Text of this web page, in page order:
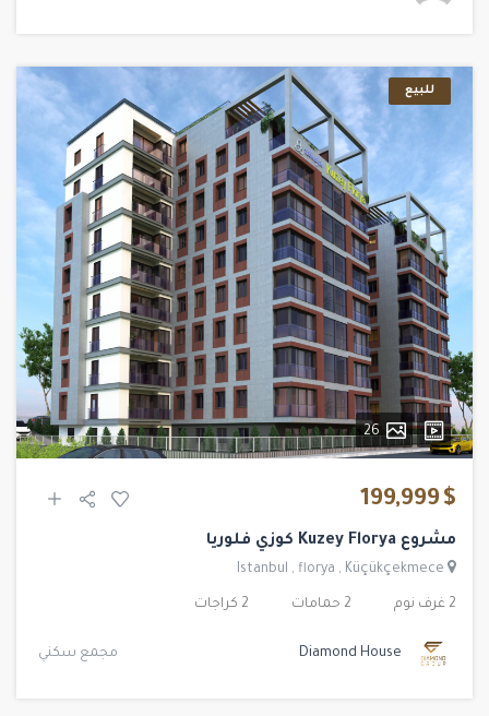
للبيع
26
$ 199,999
مشروع Kuzey Florya كوزي فلوريا
Istanbul , florya , Küçükçekmece
2 غرف نوم 2 حمامات 2 كراجات
Diamond House مجمع سكني